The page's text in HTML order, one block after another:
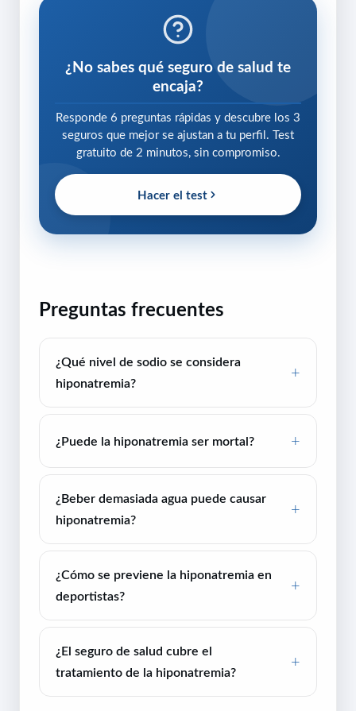
¿No sabes qué seguro de salud te
encaja?
Responde 6 preguntas rápidas y descubre los 3
seguros que mejor se ajustan a tu perfil. Test
gratuito de 2 minutos, sin compromiso.
Hacer el test
Preguntas frecuentes
¿Qué nivel de sodio se considera
hiponatremia?
¿Puede la hiponatremia ser mortal?
¿Beber demasiada agua puede causar
hiponatremia?
¿Cómo se previene la hiponatremia en
deportistas?
¿El seguro de salud cubre el
tratamiento de la hiponatremia?